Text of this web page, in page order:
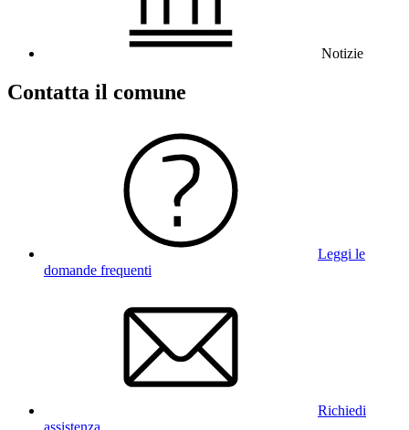
Notizie
Contatta il comune
Leggi le
domande frequenti
Richiedi